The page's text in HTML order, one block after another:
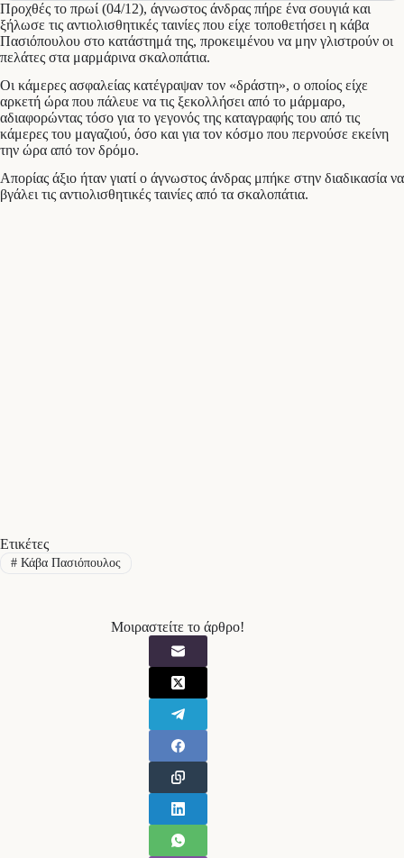
Προχθές το πρωί (04/12), άγνωστος άνδρας πήρε ένα σουγιά και
ξήλωσε τις αντιολισθητικές ταινίες που είχε τοποθετήσει η κάβα
Πασιόπουλου στο κατάστημά της, προκειμένου να μην γλιστρούν οι
πελάτες στα μαρμάρινα σκαλοπάτια.
Οι κάμερες ασφαλείας κατέγραψαν τον «δράστη», ο οποίος είχε
αρκετή ώρα που πάλευε να τις ξεκολλήσει από το μάρμαρο,
αδιαφορώντας τόσο για το γεγονός της καταγραφής του από τις
κάμερες του μαγαζιού, όσο και για τον κόσμο που περνούσε εκείνη
την ώρα από τον δρόμο.
Απορίας άξιο ήταν γιατί ο άγνωστος άνδρας μπήκε στην διαδικασία να
βγάλει τις αντιολισθητικές ταινίες από τα σκαλοπάτια.
Ετικέτες
#Κάβα Πασιόπουλος
Μοιραστείτε το άρθρο!